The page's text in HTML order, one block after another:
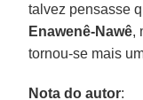
talvez pensasse
Enawenê-Nawê,
tornou-se mais
Nota do autor: